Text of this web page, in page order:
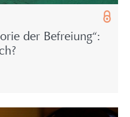
der Be­frei­ung“: